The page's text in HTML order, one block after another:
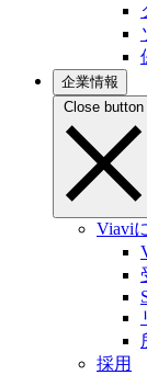
企業情報
Close button
Viavi
採用